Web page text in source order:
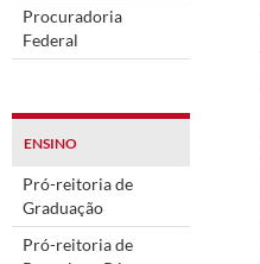
Procuradoria
Federal
ENSINO
Pró-reitoria de
Graduação
Pró-reitoria de